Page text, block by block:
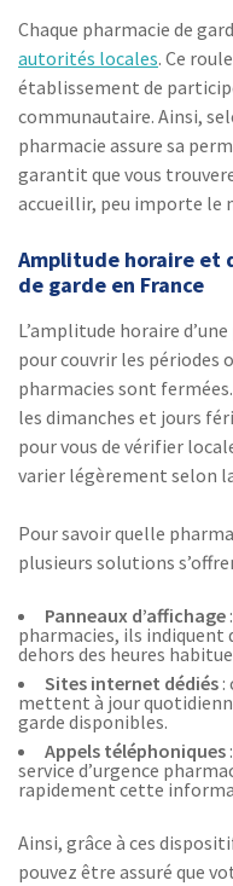
Chaque pharmacie de
autorités locales. Ce
établissement de
communautaire. Ainsi,
pharmacie assure sa
garantit que vous
accueillir, peu importe le
Amplitude horaire et
de garde en France
L’amplitude horaire
pour couvrir les périodes
pharmacies sont
les dimanches et jours
pour vous de vérifier
varier légèrement selon
Pour savoir quelle
plusieurs solutions
Panneaux d’affichage
pharmacies, ils indiquent
dehors des heures
Sites internet dédiés :
mettent à jour
garde disponibles.
Appels téléphoniques
service d’urgence
rapidement cette
Ainsi, grâce à ces
pouvez être assuré que